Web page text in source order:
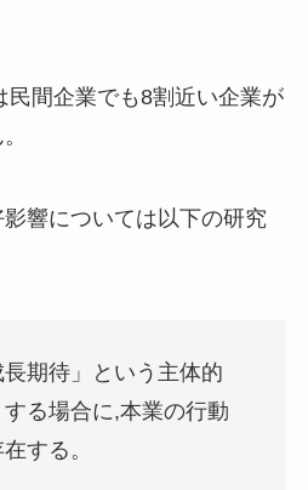
民間企業でも8割近い企業が
響については以下の研究
期待」という主体的
る場合に,本業の行動
する。